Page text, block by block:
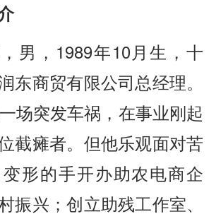
男，1989年10月生，十
东商贸有限公司总经理。
场突发车祸，在事业刚起
截瘫者。但他乐观面对苦
形的手开办助农电商企
振兴；创立助残工作室、